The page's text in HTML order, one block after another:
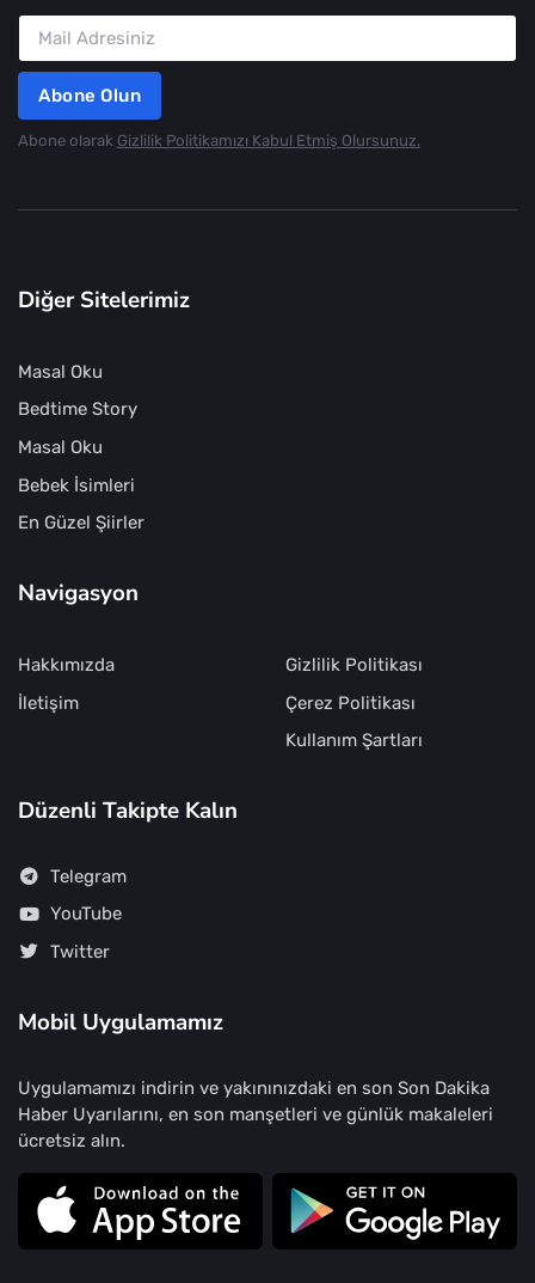
Abone Olun
Abone olarak Gizlilik Politikamızı Kabul Etmiş Olursunuz.
Diğer Sitelerimiz
Masal Oku
Bedtime Story
Masal Oku
Bebek İsimleri
En Güzel Şiirler
Navigasyon
Hakkımızda
İletişim
Gizlilik Politikası
Çerez Politikası
Kullanım Şartları
Düzenli Takipte Kalın
Telegram
YouTube
Twitter
Mobil Uygulamamız
Uygulamamızı indirin ve yakınınızdaki en son Son Dakika
Haber Uyarılarını, en son manşetleri ve günlük makaleleri
ücretsiz alın.